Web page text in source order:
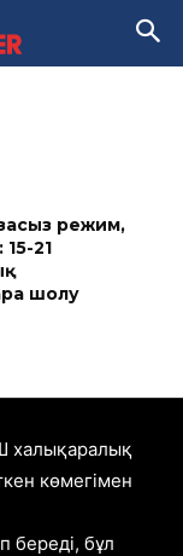
режим,
21
шолу
халықаралық
көмегімен
береді, бұл